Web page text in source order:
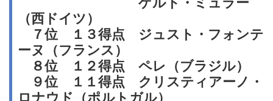
（西ドイツ）
７位 １３得点 ジュスト・フォンテ
ーヌ（フランス）
８位 １２得点 ペレ（ブラジル）
９位 １１得点 クリスティアーノ・
ロナウド（ポルトガル）